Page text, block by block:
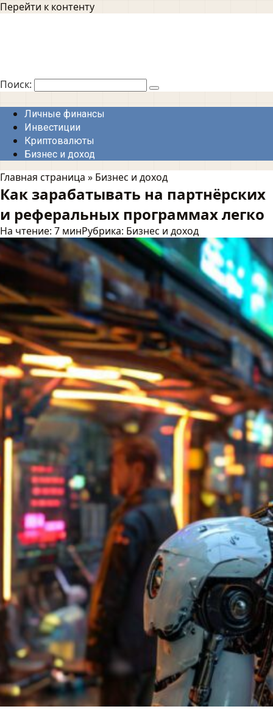
Перейти к контенту
Поиск:
Личные финансы
Инвестиции
Криптовалюты
Бизнес и доход
Главная страница » Бизнес и доход
Как зарабатывать на партнёрских
и реферальных программах легко
На чтение: 7 минРубрика: Бизнес и доход